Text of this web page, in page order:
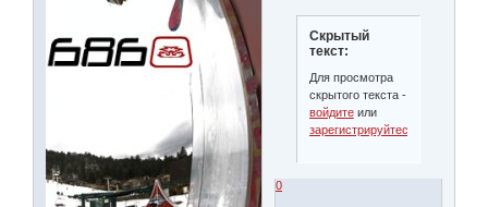
Скрытый
текст:
Для просмотра
скрытого текста -
войдитеили
зарегистрируйтесь
0